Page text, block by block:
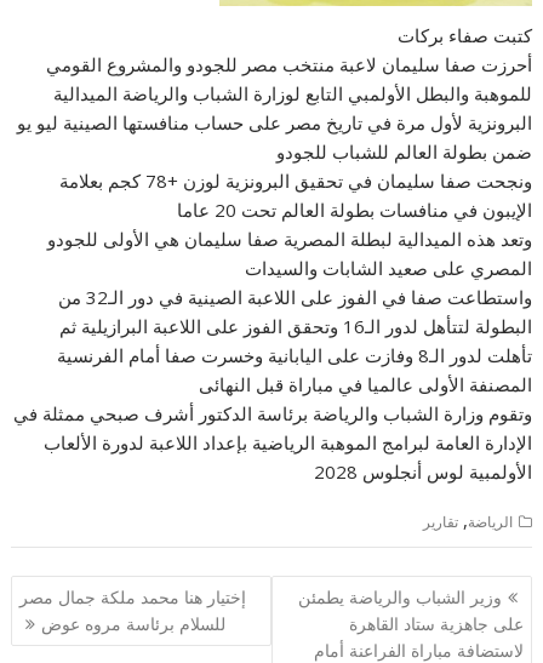
كتبت صفاء بركات
أحرزت صفا سليمان لاعبة منتخب مصر للجودو والمشروع القومي
للموهبة والبطل الأولمبي التابع لوزارة الشباب والرياضة الميدالية
البرونزية لأول مرة في تاريخ مصر على حساب منافستها الصينية ليو يو
ضمن بطولة العالم للشباب للجودو
ونجحت صفا سليمان في تحقيق البرونزية لوزن +78 كجم بعلامة
الإيبون في منافسات بطولة العالم تحت 20 عاما
وتعد هذه الميدالية لبطلة المصرية صفا سليمان هي الأولى للجودو
المصري على صعيد الشابات والسيدات
واستطاعت صفا في الفوز على اللاعبة الصينية في دور الـ32 من
البطولة لتتأهل لدور الـ16 وتحقق الفوز على اللاعبة البرازيلية ثم
تأهلت لدور الـ8 وفازت على اليابانية وخسرت صفا أمام الفرنسية
المصنفة الأولى عالميا في مباراة قبل النهائى
وتقوم وزارة الشباب والرياضة برئاسة الدكتور أشرف صبحي ممثلة في
الإدارة العامة لبرامج الموهبة الرياضية بإعداد اللاعبة لدورة الألعاب
الأولمبية لوس أنجلوس 2028
الرياضة,تقارير
تصفّح
المقالات
وزير الشباب والرياضة يطمئن
على جاهزية ستاد القاهرة
لاستضافة مباراة الفراعنة أمام
إختيار هنا محمد ملكة جمال مصر
للسلام برئاسة مروه عوض